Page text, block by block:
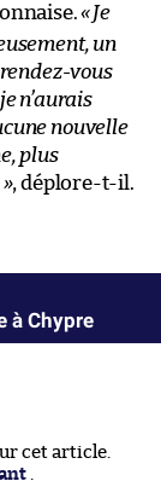
«Je
un
rendez-vous
n’aurais
nouvelle
plus
, déplore-t-il.
à Chypre
cet article.